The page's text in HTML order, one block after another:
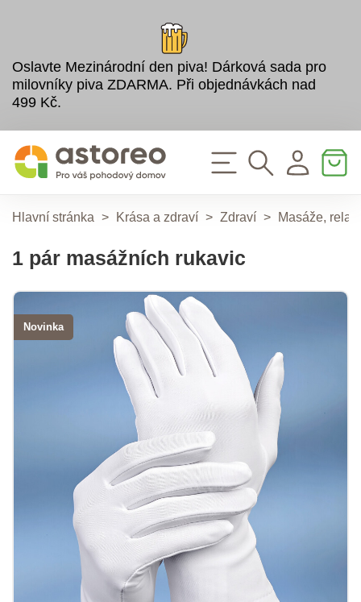
Oslavte Mezinárodní den piva! Dárková sada pro
milovníky piva ZDARMA. Při objednávkách nad
499 Kč.
Hlavní stránka > Krása a zdraví > Zdraví > Masáže,
1 pár masážních rukavic
Novinka